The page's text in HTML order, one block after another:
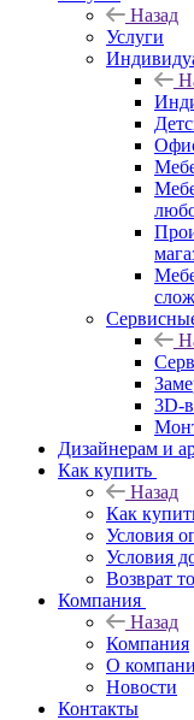
Назад
Услуги
3D-
Дизайнерам и
Как купить
Назад
Как
Условия
Условия
Возврат
Компания
Назад
Компания
О
Новости
Контакты